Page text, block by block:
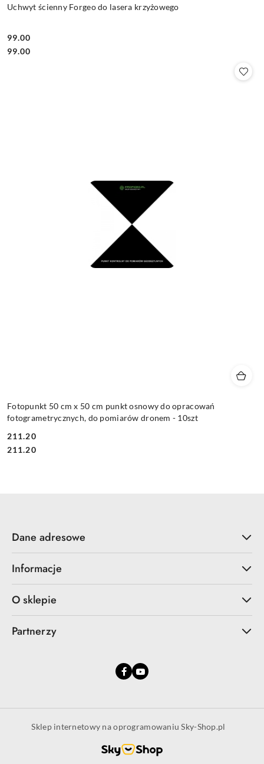
Uchwyt ścienny Forgeo do lasera krzyżowego
Cena:
99.00
Cena:
99.00
Fotopunkt 50 cm x 50 cm punkt osnowy do opracowań
fotogrametrycznych, do pomiarów dronem - 10szt
Cena:
211.20
Cena:
211.20
Dane adresowe
Informacje
O sklepie
Partnerzy
Sklep internetowy na oprogramowaniu Sky-Shop.pl